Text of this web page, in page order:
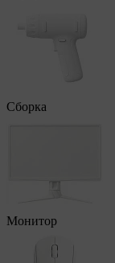
Сборка
Монитор